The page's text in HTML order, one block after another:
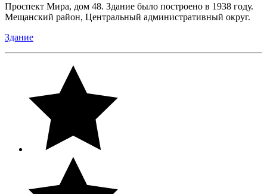
Проспект Мира, дом 48. Здание было построено в 1938 году.
Мещанский район, Центральный административный округ.
Здание